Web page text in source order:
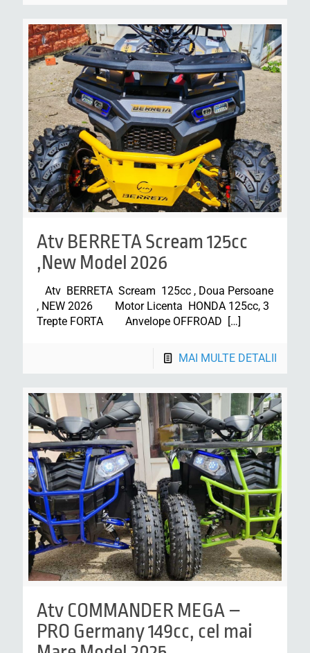
Atv BERRETA Scream 125cc
,New Model 2026
Atv BERRETA Scream 125cc , Doua Persoane
, NEW 2026 Motor Licenta HONDA 125cc, 3
Trepte FORTA Anvelope OFFROAD […]
MAI MULTE DETALII
Atv COMMANDER MEGA –
PRO Germany 149cc, cel mai